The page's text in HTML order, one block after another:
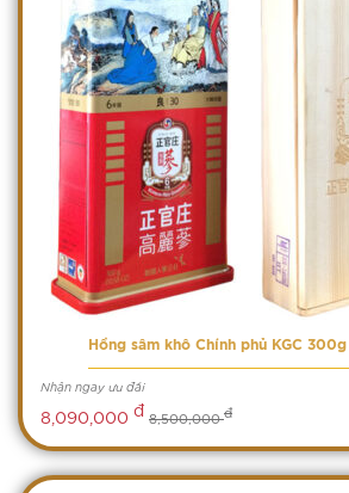
Hồng sâm khô Chính phủ KGC
Nhận ngay ưu đãi
8,090,000 đ 8,500,000đ